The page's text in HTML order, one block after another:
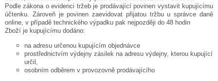
Podle zákona o evidenci tržeb je prodávající povinen vystavit kupujícímu
účtenku. Zároveň je povinen zaevidovat přijatou tržbu u správce daně
online, v případě technického výpadku pak nejpozději do 48 hodin
Zboží je kupujícímu dodáno:
na adresu určenou kupujícím objednávce
prostřednictvím výdejny zásilek na adresu výdejny, kterou kupující
určil,
osobním odběrem v provozovně prodávajícího